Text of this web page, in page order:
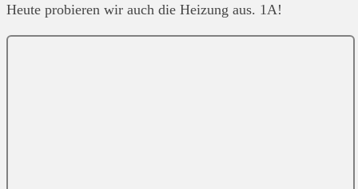
Heute probieren wir auch die Heizung aus. 1A!